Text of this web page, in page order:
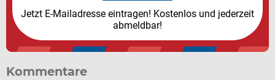
Jetzt E-Mailadresse eintragen! Kostenlos und jederzeit
abmeldbar!
Kommentare